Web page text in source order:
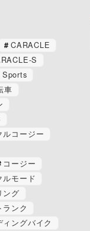
CARACLE
S
車
ルコージー
コージー
ルモード
ング
ランク
ングバイク